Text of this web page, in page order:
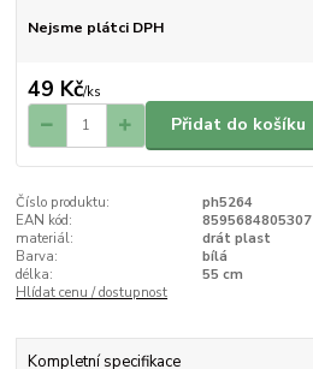
Nejsme plátci DPH
49 Kč/ks
Přidat do košíku
Číslo produktu:
ph5264
EAN kód:
8595684805307
materiál:
drát plast
Barva:
bílá
délka:
55 cm
Hlídat cenu / dostupnost
Kompletní specifikace